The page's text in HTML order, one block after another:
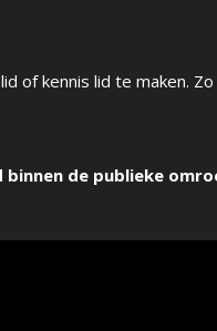
of kennis lid te maken.
de publieke